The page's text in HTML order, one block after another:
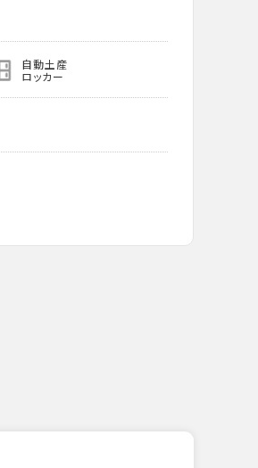
自動土産
ロッカー